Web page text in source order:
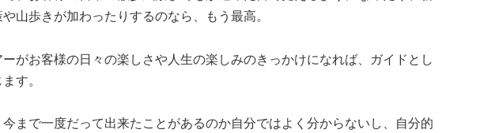
山歩きが加わったりするのなら、もう最高。
がお客様の日々の楽しさや人生の楽しみのきっかけになれば、ガイドとし
す。
まで一度だって出来たことがあるのか自分ではよく分からないし、自分的